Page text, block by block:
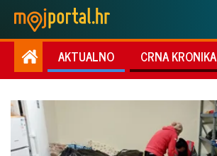
AKTUALNO CRNA KRONIKA